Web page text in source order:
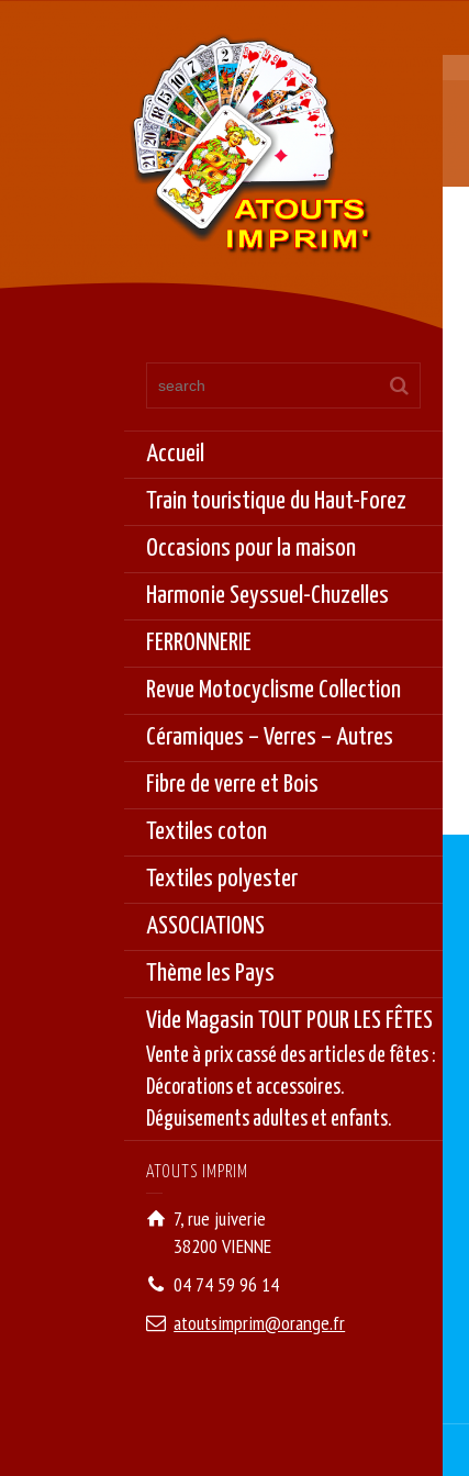
Accueil
Train touristique du Haut-Forez
Occasions pour la maison
Harmonie Seyssuel-Chuzelles
FERRONNERIE
Revue Motocyclisme Collection
Céramiques – Verres – Autres
Fibre de verre et Bois
Textiles coton
Textiles polyester
ASSOCIATIONS
Thème les Pays
Vide Magasin TOUT POUR LES FÊTES
Vente à prix cassé des articles de fêtes :
Décorations et accessoires.
Déguisements adultes et enfants.
ATOUTS IMPRIM
7, rue juiverie
38200 VIENNE
04 74 59 96 14
atoutsimprim@orange.fr